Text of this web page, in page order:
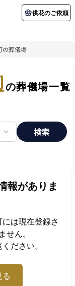
供花のご依頼
の葬儀場
の葬儀場一覧
検索
報がありま
には現在登録さ
せん。
ださい。